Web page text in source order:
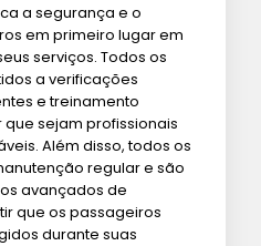
a segurança e o
em primeiro lugar em
serviços. Todos os
a verificações
e treinamento
sejam profissionais
Além disso, todos os
regular e são
avançados de
que os passageiros
durante suas